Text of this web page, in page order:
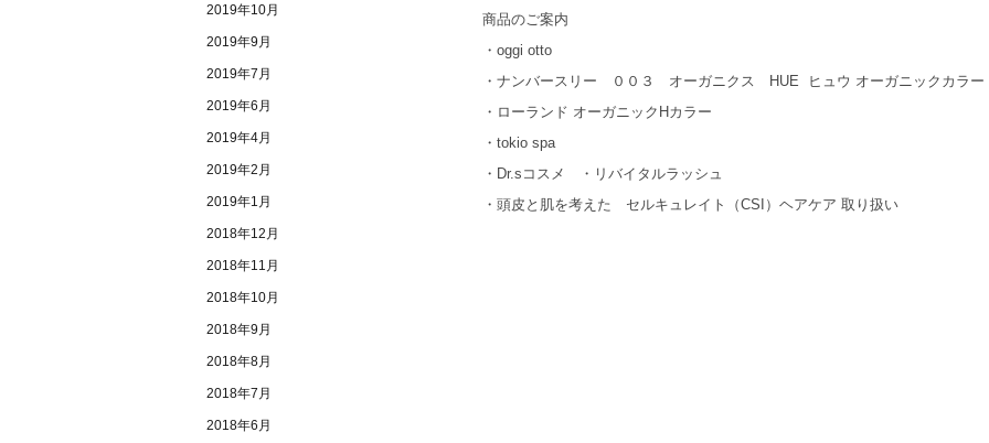
2019年10月
2019年9月
2019年7月
2019年6月
2019年4月
2019年2月
2019年1月
2018年12月
2018年11月
2018年10月
2018年9月
2018年8月
2018年7月
2018年6月
商品のご案内
・oggi otto
・ナンバースリー ００３ オーガニクス HUE ヒュウ オーガニックカラー
・ローランド オーガニックHカラー
・tokio spa
・Dr.sコスメ ・リバイタルラッシュ
・頭皮と肌を考えた セルキュレイト（CSI）ヘアケア 取り扱い